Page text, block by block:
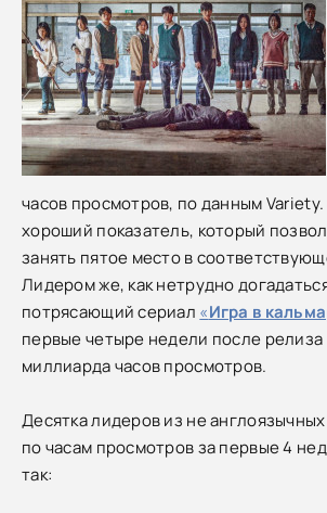
часов просмотров, по данным
хороший показатель, который
занять пятое место в
Лидером же, как нетрудно
потрясающий сериал «Игра в
первые четыре недели после релиза
миллиарда часов просмотров.
Десятка лидеров из не
по часам просмотров за первые 4
так: